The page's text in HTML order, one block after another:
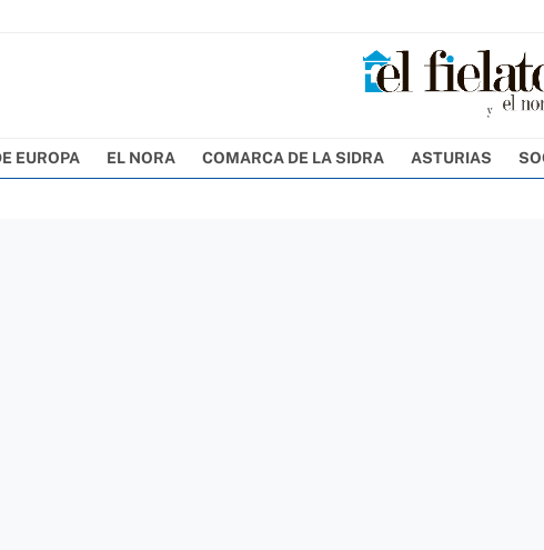
EUROPA EL NORA COMARCA DE LA SIDRA ASTURIAS